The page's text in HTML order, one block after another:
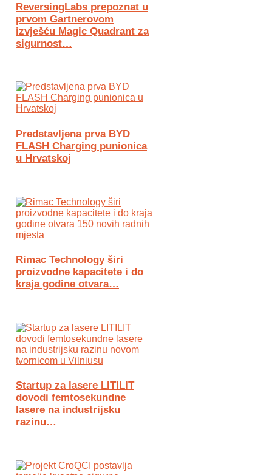
ReversingLabs prepoznat u
prvom Gartnerovom
izvješću Magic Quadrant za
sigurnost…
Predstavljena prva BYD
FLASH Charging punionica
u Hrvatskoj
Rimac Technology širi
proizvodne kapacitete i do
kraja godine otvara…
Startup za lasere LITILIT
dovodi femtosekundne
lasere na industrijsku
razinu…